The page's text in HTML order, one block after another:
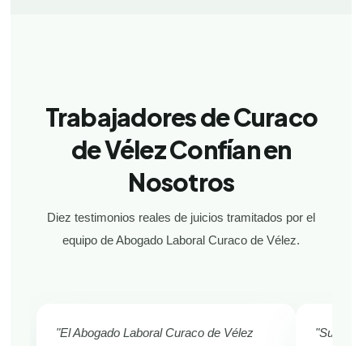
Trabajadores de Curaco
de Vélez Confían en
Nosotros
Diez testimonios reales de juicios tramitados por el
equipo de Abogado Laboral Curaco de Vélez.
"El Abogado Laboral Curaco de Vélez
"Sufría